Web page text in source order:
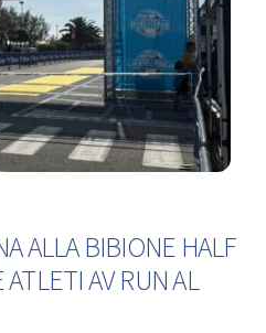
ALLA BIBIONE HALF
AV RUN AL